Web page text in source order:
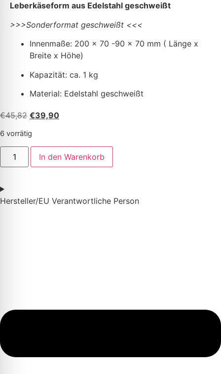
Leberkäseform aus Edelstahl geschweißt
>>>Sonderformat geschweißt <<<
Innenmaße: 200 x 70 -90 x 70 mm ( Länge x
Breite x Höhe)
Kapazität: ca. 1 kg
Material: Edelstahl geschweißt
€45,82 €39,90
6 vorrätig
In den Warenkorb
Hersteller/EU Verantwortliche Person